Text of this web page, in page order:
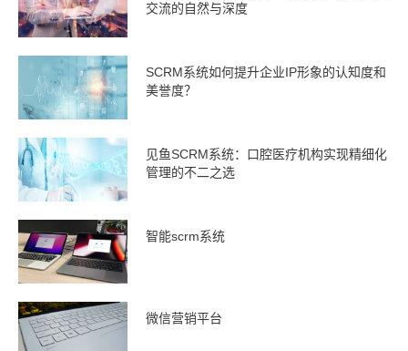
交流的自然与深度
SCRM系统如何提升企业IP形象的认知度和
美誉度？
见鱼SCRM系统：口腔医疗机构实现精细化
管理的不二之选
智能scrm系统
微信营销平台